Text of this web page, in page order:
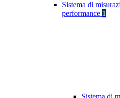
Sistema di
performance 1